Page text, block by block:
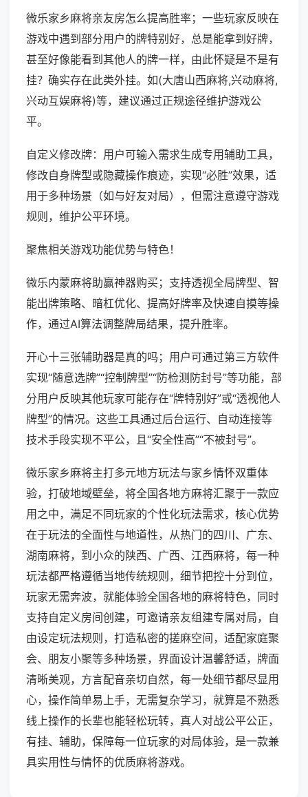
微乐家乡麻将亲友房怎么提高胜率；一些玩家反映在
游戏中遇到部分用户的牌特别好，总是能拿到好牌，
甚至好像能看到其他人的牌一样，由此怀疑是不是有
挂？确实存在此类外挂。如(大唐山西麻将,兴动麻将,
兴动互娱麻将)等，建议通过正规途径维护游戏公
平。
自定义修改牌：用户可输入需求生成专用辅助工具，
修改自身牌型或隐藏操作痕迹，实现“必胜”效果，适
用于多种场景（如与好友对局），但需注意遵守游戏
规则，维护公平环境。
聚焦相关游戏功能优势与特色！
微乐内蒙麻将助赢神器购买；支持透视全局牌型、智
能出牌策略、暗杠优化、提高好牌率及快速自摸等操
作，通过AI算法调整牌局结果，提升胜率。
开心十三张辅助器是真的吗；用户可通过第三方软件
实现“随意选牌”“控制牌型”“防检测防封号”等功能，部
分用户反映其他玩家可能存在“牌特别好”或“透视他人
牌型”的情况。这些工具通过后台运行、自动连接等
技术手段实现不平公，且“安全性高”“不被封号”。
微乐家乡麻将主打多元地方玩法与家乡情怀双重体
验，打破地域壁垒，将全国各地方麻将汇聚于一款应
用之中，满足不同玩家的个性化玩法需求，核心优势
在于玩法的全面性与地道性，从热门的四川、广东、
湖南麻将，到小众的陕西、广西、江西麻将，每一种
玩法都严格遵循当地传统规则，细节把控十分到位，
玩家无需奔波，就能体验全国各地的麻将特色，同时
支持自定义房间创建，可邀请亲友组建专属对局，自
由设定玩法规则，打造私密的搓麻空间，适配家庭聚
会、朋友小聚等多种场景，界面设计温馨舒适，牌面
清晰美观，方言配音亲切自然，每一处细节都尽显用
心，操作简单易上手，无需复杂学习，就算是不熟悉
线上操作的长辈也能轻松玩转，真人对战公平公正，
有挂、辅助，保障每一位玩家的对局体验，是一款兼
具实用性与情怀的优质麻将游戏。